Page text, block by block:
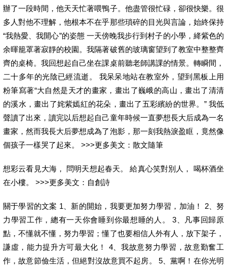
辦了一段時間，他天天忙著喂鴨子。他盡管很忙碌，卻很快樂。很
多人對他不理解，他根本不在乎那些瑣碎的目光與言論，始終保持
“我熱愛、我開心”的姿態 一天傍晚我步行到村子的小學，絳紫色的
余暉籠罩著寂靜的校園。我隔著破舊的玻璃窗望到了教室中整整齊
齊的桌椅。我回想起自己坐在課桌前聽老師講課的情景。轉瞬間，
二十多年的光陰已經流逝。 我呆呆地站在教室外，望到黑板上用
粉筆寫著“大自然是天才的畫家，畫出了巍峨的高山，畫出了清清
的溪水，畫出了姹紫嫣紅的花朵，畫出了五彩繽紛的世界。” 我低
聲讀了出來，讀完以后想起自己童年時候一直夢想長大后成為一名
畫家，然而我長大后夢想成為了泡影，那一刻我熱淚盈眶，竟然像
個孩子一樣哭了起來。 >>>更多美文：散文隨筆
想彩云看見大海， 問明天想起春天。 給真心笑對別人， 喝杯酒坐
在小樓。 >>>更多美文：自創詩
關于學習的文案 1、新的開始，我要更加努力學習，加油！ 2、努
力學習工作，總有一天你會睡到你最想睡的人。 3、凡事回歸原
點，不懂就不懂，努力學習；懂了也要相信人外有人，放下架子，
謙虛，能力提升方可最大化！ 4、我故意努力學習，故意勤奮工
作，故意節儉生活，但絕對沒故意買不起房。 5、黨啊！在你光明